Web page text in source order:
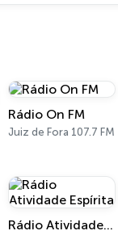
Rádio On FM
Juiz de Fora 107.7 FM
Rádio Atividade Espírita